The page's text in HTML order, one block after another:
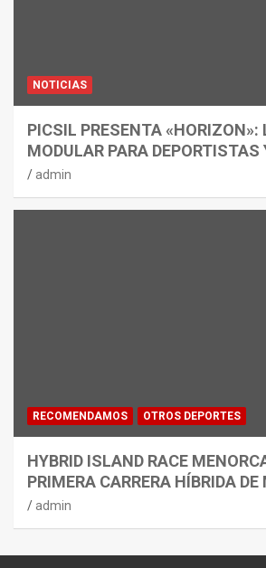
NOTICIAS
PICSIL PRESENTA
MODULAR PARA DEPORTISTAS
admin
RECOMENDAMOS OTROS DEPORTES
HYBRID ISLAND RACE
PRIMERA CARRERA HÍBRIDA
admin